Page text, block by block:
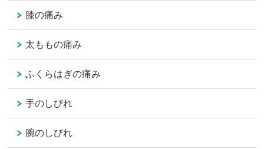
膝の痛み
太ももの痛み
ふくらはぎの痛み
手のしびれ
腕のしびれ